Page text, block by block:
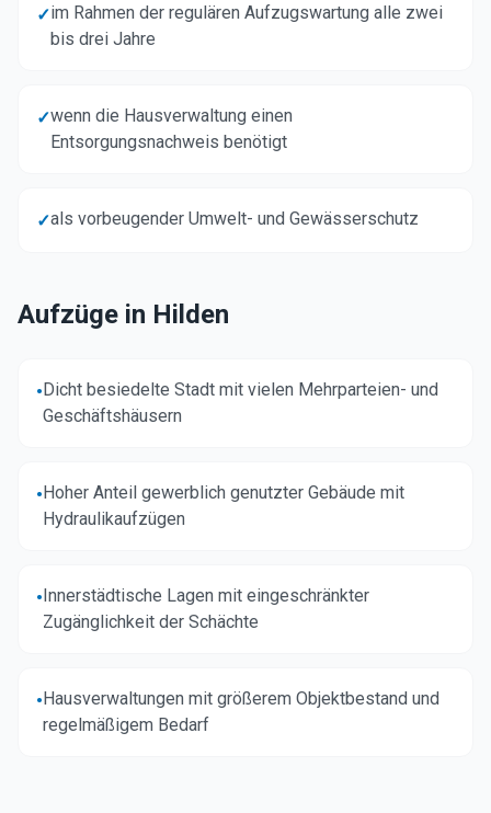
✓im Rahmen der regulären Aufzugswartung alle zwei
bis drei Jahre
✓wenn die Hausverwaltung einen
Entsorgungsnachweis benötigt
✓als vorbeugender Umwelt- und Gewässerschutz
Aufzüge in Hilden
•Dicht besiedelte Stadt mit vielen Mehrparteien- und
Geschäftshäusern
•Hoher Anteil gewerblich genutzter Gebäude mit
Hydraulikaufzügen
•Innerstädtische Lagen mit eingeschränkter
Zugänglichkeit der Schächte
•Hausverwaltungen mit größerem Objektbestand und
regelmäßigem Bedarf